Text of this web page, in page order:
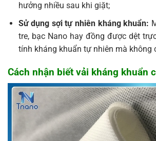
hưởng nhiều sau khi giặt;
Sử dụng sợi tự nhiên kháng khuẩn:
tre, bạc Nano hay đồng được dệt
tính kháng khuẩn tự nhiên mà không
Cách nhận biết vải kháng khuẩn